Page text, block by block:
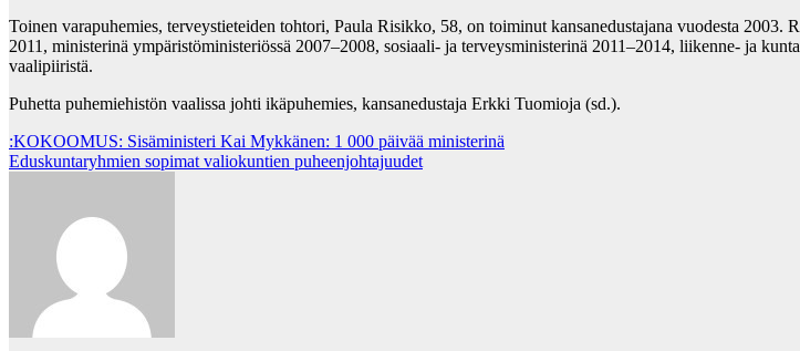
Toinen varapuhemies, terveystieteiden tohtori, Paula Risikko, 58, on toiminut kansanedustajana vuodesta
2011, ministerinä ympäristöministeriössä 2007–2008, sosiaali- ja terveysministerinä 2011–2014, liikenne- ja
vaalipiiristä.
Puhetta puhemiehistön vaalissa johti ikäpuhemies, kansanedustaja Erkki Tuomioja (sd.).
Post
navigation
:KOKOOMUS: Sisäministeri Kai Mykkänen: 1 000 päivää ministerinä
Eduskuntaryhmien sopimat valiokuntien puheenjohtajuudet